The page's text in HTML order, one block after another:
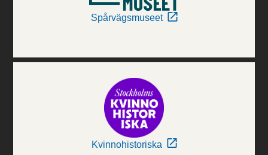
Spårvägsmuseet
Kvinnohistoriska